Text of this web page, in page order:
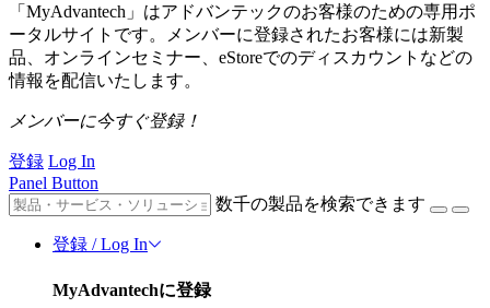
「MyAdvantech」はアドバンテックのお客様のための専用ポ
ータルサイトです。メンバーに登録されたお客様には新製
品、オンラインセミナー、eStoreでのディスカウントなどの
情報を配信いたします。
メンバーに今すぐ登録！
登録 Log In
Panel Button
数千の製品を検索できます
登録 / Log In
MyAdvantechに登録